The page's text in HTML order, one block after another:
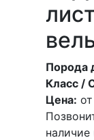
Порода
Класс /
Цена: от